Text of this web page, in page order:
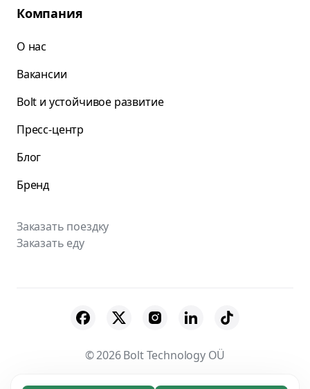
Компания
О нас
Вакансии
Bolt и устойчивое развитие
Пресс-центр
Блог
Бренд
Заказать поездку
Заказать еду
© 2026 Bolt Technology OÜ